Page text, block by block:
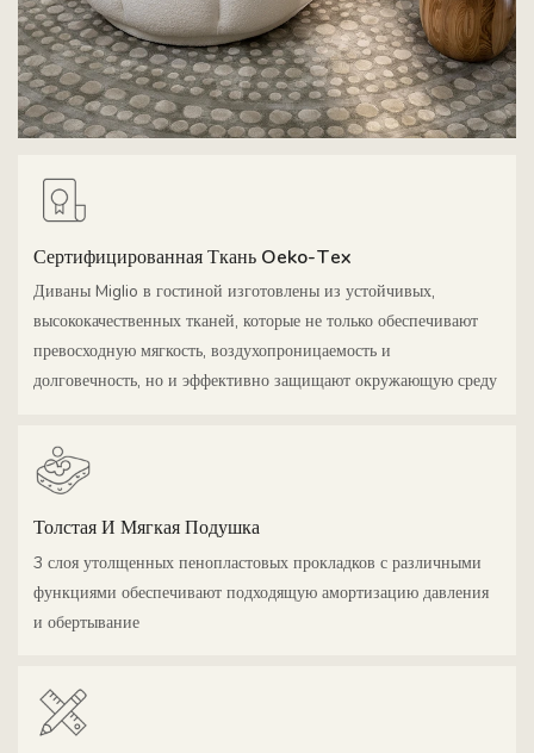
Сертифицированная Ткань Oeko-Tex
Диваны Miglio в гостиной изготовлены из устойчивых,
высококачественных тканей, которые не только обеспечивают
превосходную мягкость, воздухопроницаемость и
долговечность, но и эффективно защищают окружающую среду
Толстая И Мягкая Подушка
3 слоя утолщенных пенопластовых прокладков с различными
функциями обеспечивают подходящую амортизацию давления
и обертывание